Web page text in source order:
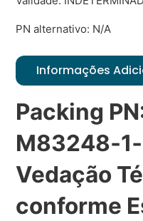
PN alternativo: N/A
Informações
Packing
Vedação
conforme